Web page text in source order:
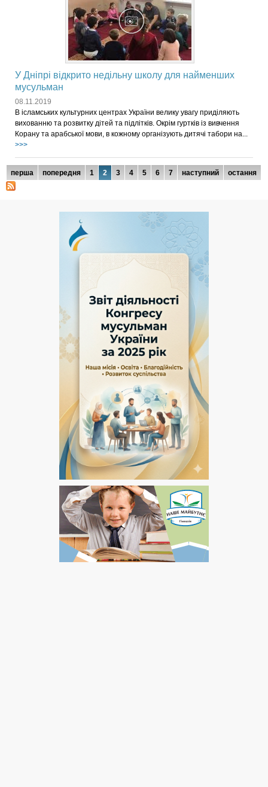
У Дніпрі відкрито недільну школу для найменших
мусульман
08.11.2019
В ісламських культурних центрах України велику увагу приділяють
вихованню та розвитку дітей та підлітків. Окрім гуртків із вивчення
Корану та арабської мови, в кожному організують дитячі табори на...
>>>
Сторінки
перша попередня 1 2 3 4 5 6 7 наступний остання